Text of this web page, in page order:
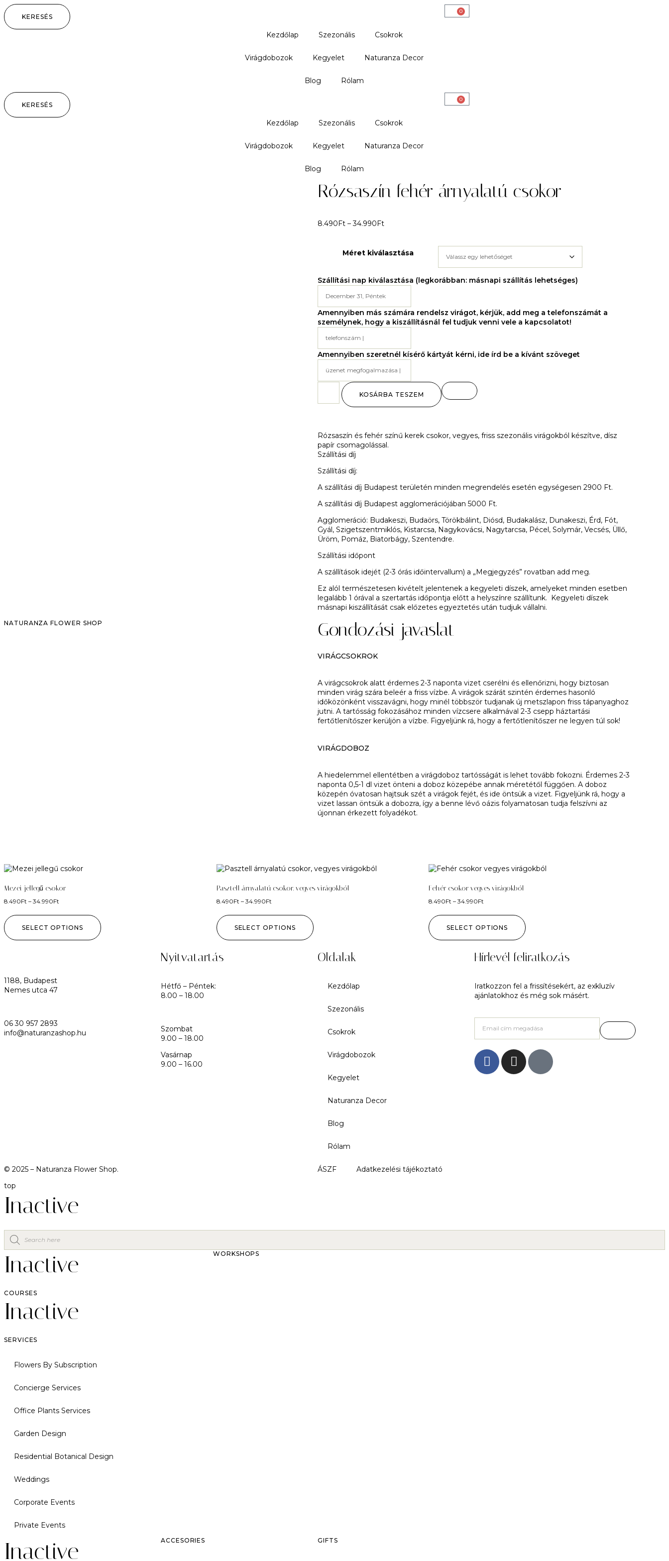
KERESÉS
Kezdőlap Szezonális Csokrok
Virágdobozok Kegyelet Naturanza Decor
Blog Rólam
0
KERESÉS
Kezdőlap Szezonális Csokrok
Virágdobozok Kegyelet Naturanza Decor
Blog Rólam
0
Rózsaszín fehér árnyalatú csokor
8.490Ft – 34.990Ft
Méret kiválasztása
Szállítási nap kiválasztása (legkorábban: másnapi szállítás lehetséges)
Amennyiben más számára rendelsz virágot, kérjük, add meg a telefonszámát a
személynek, hogy a kiszállításnál fel tudjuk venni vele a kapcsolatot!
Amennyiben szeretnél kísérő kártyát kérni, ide írd be a kívánt szöveget
KOSÁRBA TESZEM
Rózsaszín és fehér színű kerek csokor, vegyes, friss szezonális virágokból készítve, dísz
papír csomagolással.
Szállítási díj
Szállítási díj:
A szállítási díj Budapest területén minden megrendelés esetén egységesen 2900 Ft.
A szállítási díj Budapest agglomerációjában 5000 Ft.
Agglomeráció: Budakeszi, Budaörs, Törökbálint, Diósd, Budakalász, Dunakeszi, Érd, Fót,
Gyál, Szigetszentmiklós, Kistarcsa, Nagykovácsi, Nagytarcsa, Pécel, Solymár, Vecsés, Üllő,
Üröm, Pomáz, Biatorbágy, Szentendre.
Szállítási időpont
A szállítások idejét (2-3 órás időintervallum) a „Megjegyzés” rovatban add meg.
Ez alól természetesen kivételt jelentenek a kegyeleti díszek, amelyeket minden esetben
legalább 1 órával a szertartás időpontja előtt a helyszínre szállítunk. Kegyeleti díszek
másnapi kiszállítását csak előzetes egyeztetés után tudjuk vállalni.
NATURANZA FLOWER SHOP Gondozási javaslat
VIRÁGCSOKROK
A virágcsokrok alatt érdemes 2-3 naponta vizet cserélni és ellenőrizni, hogy biztosan
minden virág szára beleér a friss vízbe. A virágok szárát szintén érdemes hasonló
időközönként visszavágni, hogy minél többször tudjanak új metszlapon friss tápanyaghoz
jutni. A tartósság fokozásához minden vízcsere alkalmával 2-3 csepp háztartási
fertőtlenítőszer kerüljön a vízbe. Figyeljünk rá, hogy a fertőtlenítőszer ne legyen túl sok!
VIRÁGDOBOZ
A hiedelemmel ellentétben a virágdoboz tartósságát is lehet tovább fokozni. Érdemes 2-3
naponta 0,5-1 dl vizet önteni a doboz közepébe annak méretétől függően. A doboz
közepén óvatosan hajtsuk szét a virágok fejét, és ide öntsük a vizet. Figyeljünk rá, hogy a
vizet lassan öntsük a dobozra, így a benne lévő oázis folyamatosan tudja felszívni az
újonnan érkezett folyadékot.
Mezei jellegű csokor
8.490Ft – 34.990Ft
SELECT OPTIONS
Pasztell árnyalatú csokor, vegyes virágokból
8.490Ft – 34.990Ft
SELECT OPTIONS
Fehér csokor vegyes virágokból
8.490Ft – 34.990Ft
SELECT OPTIONS
1188, Budapest
Nemes utca 47
06 30 957 2893
info@naturanzashop.hu
Nyitvatartás
Hétfő – Péntek:
8.00 – 18.00
Szombat
9.00 – 18.00
Vasárnap
9.00 – 16.00
Oldalak
Kezdőlap
Szezonális
Csokrok
Virágdobozok
Kegyelet
Naturanza Decor
Blog
Rólam
Hírlevél feliratkozás
Iratkozzon fel a frissítésekért, az exkluzív
ajánlatokhoz és még sok másért.
© 2025 – Naturanza Flower Shop. ÁSZF
Adatkezelési tájékoztató
top
Inactive
Inactive
COURSES
WORKSHOPS
Inactive
SERVICES
Flowers By Subscription
Concierge Services
Office Plants Services
Garden Design
Residential Botanical Design
Weddings
Corporate Events
Private Events
Inactive ACCESORIES GIFTS